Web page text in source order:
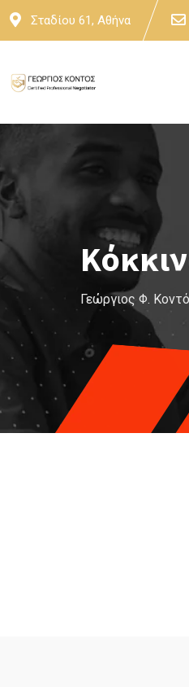
Skip
Σταδίου 61, Αθήνα
Γεώργιος Φ.